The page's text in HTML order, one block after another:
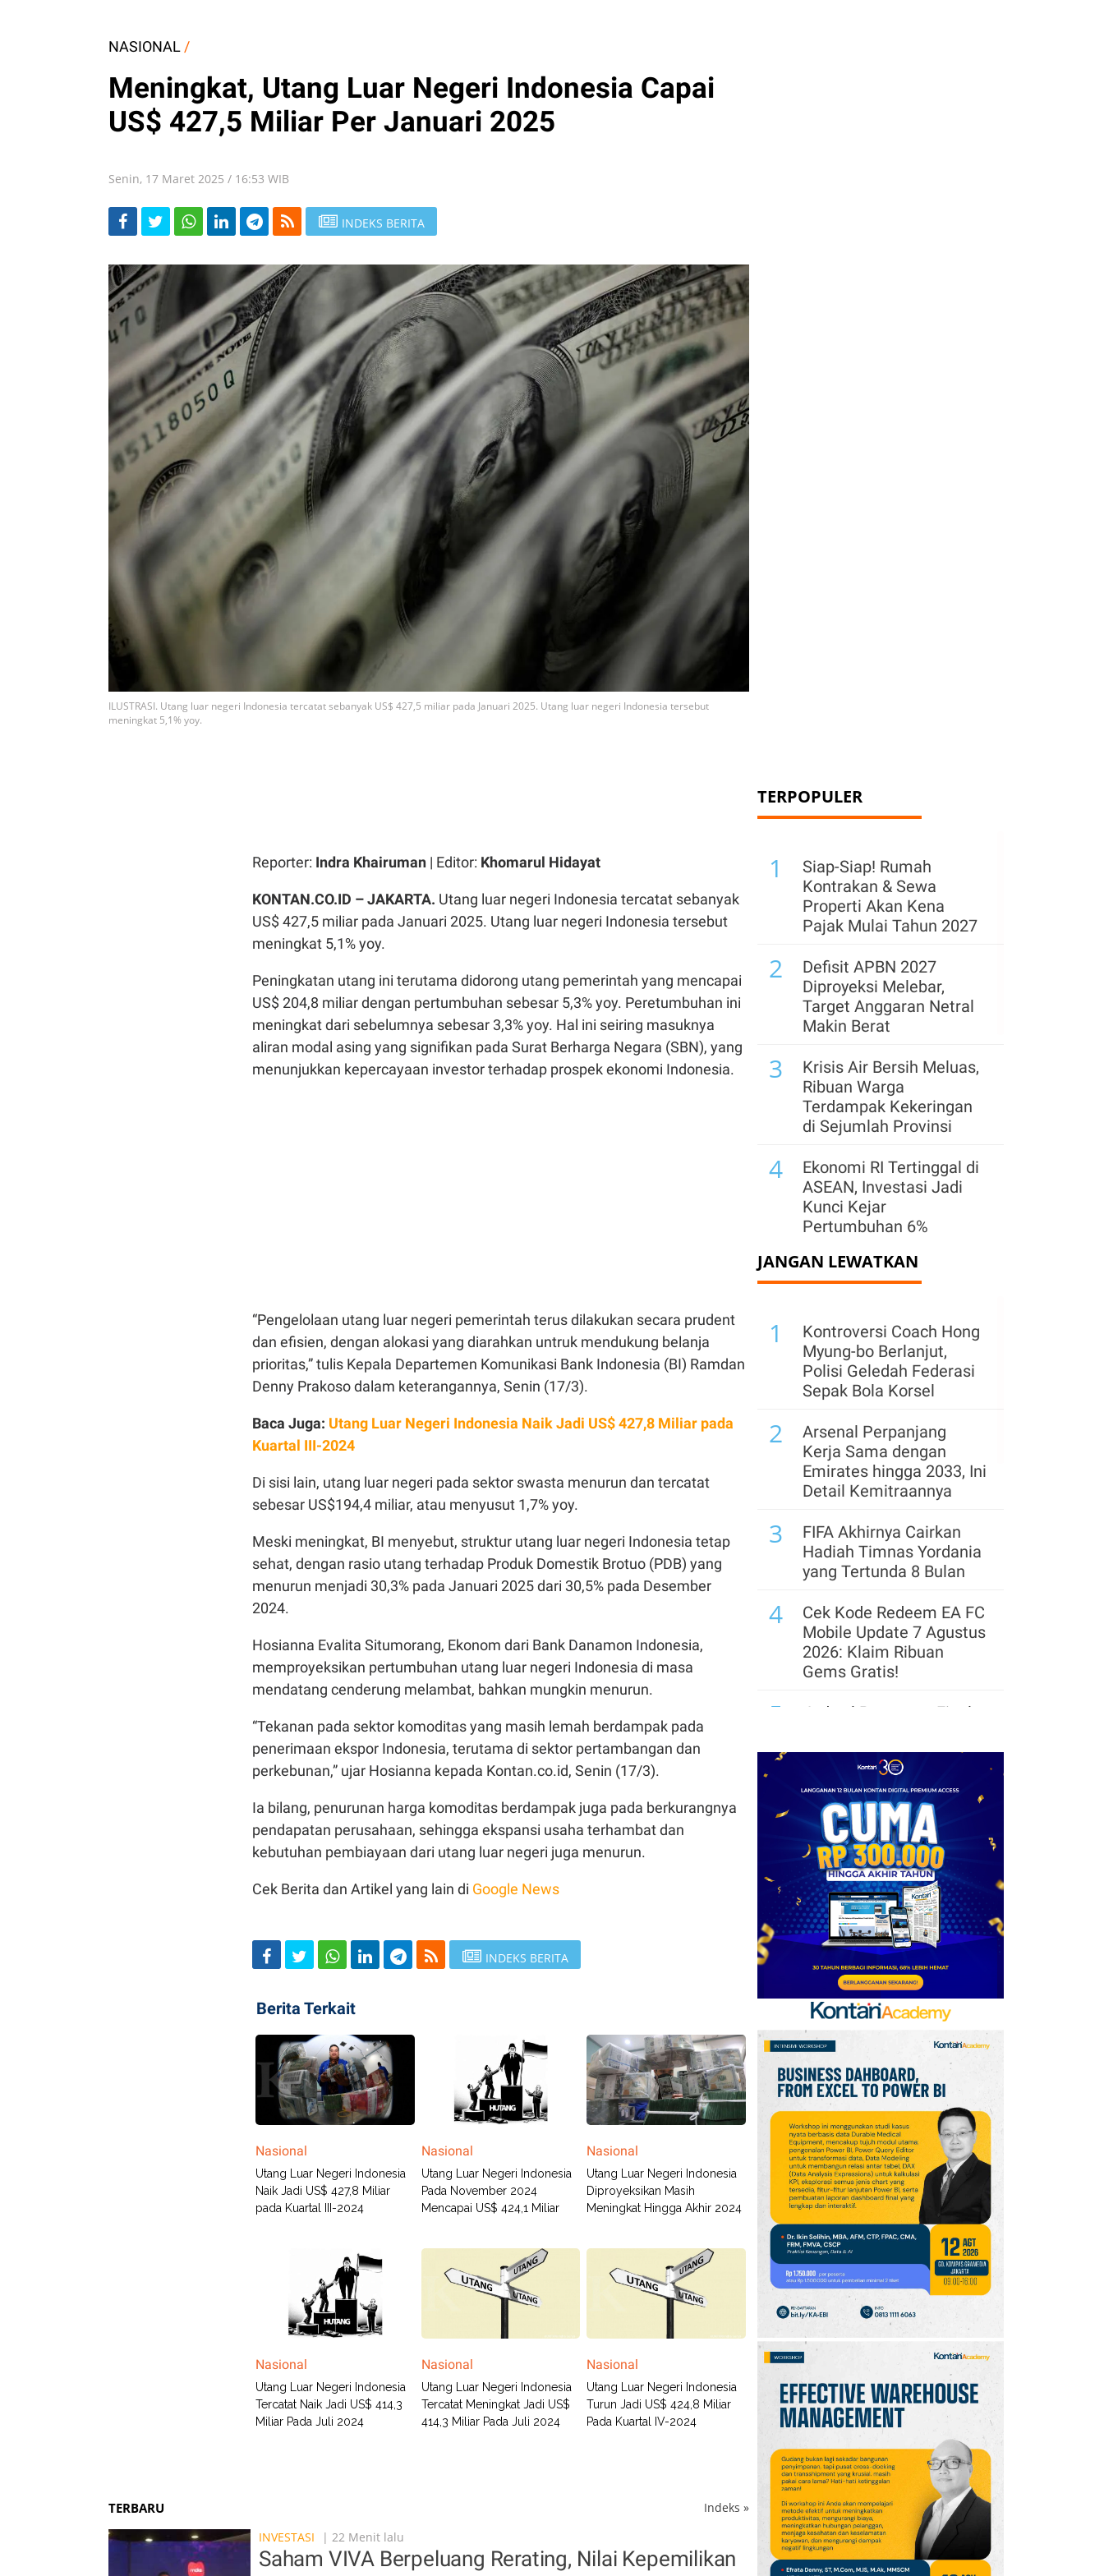
NASIONAL /
Meningkat, Utang Luar Negeri Indonesia Capai
US$ 427,5 Miliar Per Januari 2025
Senin, 17 Maret 2025 / 16:53 WIB
INDEKS BERITA
ILUSTRASI. Utang luar negeri Indonesia tercatat sebanyak US$ 427,5 miliar pada Januari 2025. Utang luar negeri Indonesia tersebut
meningkat 5,1% yoy.
Reporter: Indra Khairuman | Editor: Khomarul Hidayat
KONTAN.CO.ID – JAKARTA. Utang luar negeri Indonesia tercatat sebanyak
US$ 427,5 miliar pada Januari 2025. Utang luar negeri Indonesia tersebut
meningkat 5,1% yoy.
Peningkatan utang ini terutama didorong utang pemerintah yang mencapai
US$ 204,8 miliar dengan pertumbuhan sebesar 5,3% yoy. Peretumbuhan ini
meningkat dari sebelumnya sebesar 3,3% yoy. Hal ini seiring masuknya
aliran modal asing yang signifikan pada Surat Berharga Negara (SBN), yang
menunjukkan kepercayaan investor terhadap prospek ekonomi Indonesia.
“Pengelolaan utang luar negeri pemerintah terus dilakukan secara prudent
dan efisien, dengan alokasi yang diarahkan untruk mendukung belanja
prioritas,” tulis Kepala Departemen Komunikasi Bank Indonesia (BI) Ramdan
Denny Prakoso dalam keterangannya, Senin (17/3).
Baca Juga: Utang Luar Negeri Indonesia Naik Jadi US$ 427,8 Miliar pada
Kuartal III-2024
Di sisi lain, utang luar negeri pada sektor swasta menurun dan tercatat
sebesar US$194,4 miliar, atau menyusut 1,7% yoy.
Meski meningkat, BI menyebut, struktur utang luar negeri Indonesia tetap
sehat, dengan rasio utang terhadap Produk Domestik Brotuo (PDB) yang
menurun menjadi 30,3% pada Januari 2025 dari 30,5% pada Desember
2024.
Hosianna Evalita Situmorang, Ekonom dari Bank Danamon Indonesia,
memproyeksikan pertumbuhan utang luar negeri Indonesia di masa
mendatang cenderung melambat, bahkan mungkin menurun.
“Tekanan pada sektor komoditas yang masih lemah berdampak pada
penerimaan ekspor Indonesia, terutama di sektor pertambangan dan
perkebunan,” ujar Hosianna kepada Kontan.co.id, Senin (17/3).
Ia bilang, penurunan harga komoditas berdampak juga pada berkurangnya
pendapatan perusahaan, sehingga ekspansi usaha terhambat dan
kebutuhan pembiayaan dari utang luar negeri juga menurun.
Cek Berita dan Artikel yang lain di Google News
INDEKS BERITA
Berita Terkait
Nasional
Utang Luar Negeri Indonesia
Naik Jadi US$ 427,8 Miliar
pada Kuartal III-2024
Nasional
Utang Luar Negeri Indonesia
Pada November 2024
Mencapai US$ 424,1 Miliar
Nasional
Utang Luar Negeri Indonesia
Diproyeksikan Masih
Meningkat Hingga Akhir 2024
Nasional
Utang Luar Negeri Indonesia
Tercatat Naik Jadi US$ 414,3
Miliar Pada Juli 2024
Nasional
Utang Luar Negeri Indonesia
Tercatat Meningkat Jadi US$
414,3 Miliar Pada Juli 2024
Nasional
Utang Luar Negeri Indonesia
Turun Jadi US$ 424,8 Miliar
Pada Kuartal IV-2024
TERBARU Indeks »
INVESTASI
| 22 Menit lalu
Saham VIVA Berpeluang Rerating, Nilai Kepemilikan
TERPOPULER
1
Siap-Siap! Rumah
Kontrakan & Sewa
Properti Akan Kena
Pajak Mulai Tahun 2027
2
Defisit APBN 2027
Diproyeksi Melebar,
Target Anggaran Netral
Makin Berat
3
Krisis Air Bersih Meluas,
Ribuan Warga
Terdampak Kekeringan
di Sejumlah Provinsi
4
Ekonomi RI Tertinggal di
ASEAN, Investasi Jadi
Kunci Kejar
Pertumbuhan 6%
5
BGN Temukan 6 Juta
Data Ganda Penerima
Dipercepat
Kementerian ESDM
Klaim PNBP Capai Rp
2026
Resmi, Ini Link Download
Logo HUT Ke-81 RI PNG
Resmi & Pedoman
Penggunaannya
Cadangan Devisa
Indonesia Turun Tipis
Jadi US$ 145,3 Miliar
Pada Juli 2026
JANGAN LEWATKAN
1
Kontroversi Coach Hong
Myung-bo Berlanjut,
Polisi Geledah Federasi
Sepak Bola Korsel
2
Arsenal Perpanjang
Kerja Sama dengan
Emirates hingga 2033, Ini
Detail Kemitraannya
3
FIFA Akhirnya Cairkan
Hadiah Timnas Yordania
yang Tertunda 8 Bulan
4
Cek Kode Redeem EA FC
Mobile Update 7 Agustus
2026: Klaim Ribuan
Gems Gratis!
5
Jadwal Perempat Final
dan Vitality Bersiap
Amankan Semifinal
6
Promo JSM Alfamart 7–
9 Agustus 2026, Minyak
Goreng 2 Liter Mulai
Rp41.500
7
Klasemen Grup A Piala
AFF 2026: Ini Skenario
Indonesia Lolos ke
Semifinal
Promo JSM Superindo
7–9 Agustus 2026,
Minyak Goreng Rp37.900
hingga Buah Diskon 50%
9
Promo Alfamart Murah
Banget 7–13 Agustus
2026, Sunlight hingga
Bebelac Diskon
10 Prakiraan Cuaca Kota
Surabaya Hari Ini 7
Agustus 2026, Seluruh
Wilayah Cerah